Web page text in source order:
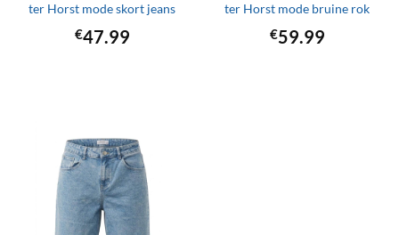
ter Horst mode skort jeans
€47.99
ter Horst mode bruine rok
€59.99